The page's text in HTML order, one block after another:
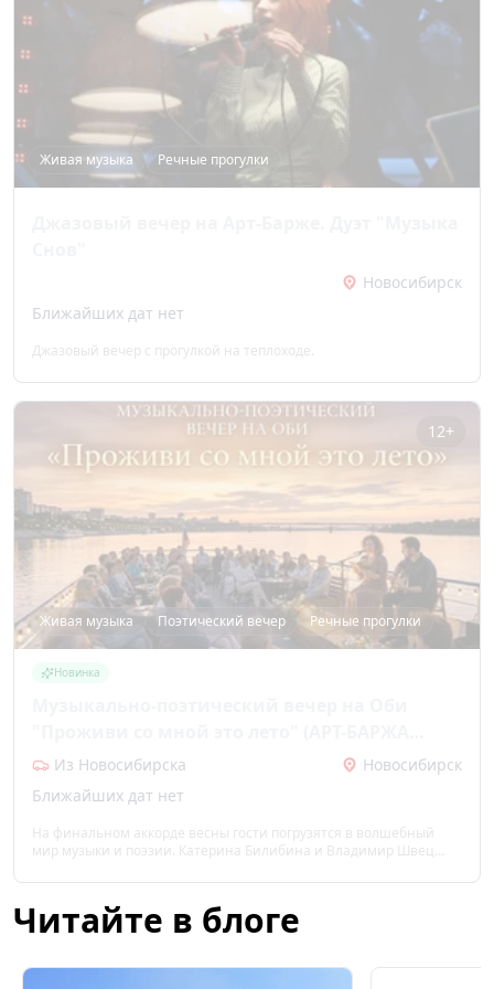
Живая музыка Речные прогулки
Новосибирск
Ближайших дат нет
Джазовый вечер с прогулкой на теплоходе.
12+
Живая музыка Поэтический вечер Речные прогулки
Новинка
КУБРИК)
Из Новосибирска
Новосибирск
Ближайших дат нет
На финальном аккорде весны гости погрузятся в волшебный
мир музыки и поэзии. Катерина Билибина и Владимир Швец
Мероприятие предназначено для зрителей от 12 лет.
Читайте в блоге